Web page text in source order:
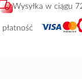
Wysyłka w ciągu
płatność